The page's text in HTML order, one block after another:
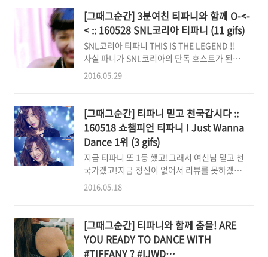
_셧업 #언니쓰_7월1일데뷔10년차 걸그룹의
위용을 드러내는 리더 ..
랄한 모습을 정확하게 잘 전달해 줄 내레이터를
찾고 있었다. 티파니가 해외파 출신에 항상 밝고
긍정적인 모습을 가지고 있고, 쌍둥이와 비슷한
또래인 만큼 내레이터로 가장 적합하다 판단해
제안했다"고 밝혔다. 데뷔 이후 최초로 다큐멘
터리 내레이션에 도전한 티파니는 혹시 발음이
혔다. 티파니는 한창 바쁜 스케줄 속에서도 미리
대본을 받아 연습 또 연습을 하며 준비하는 열의
를 보여주기도 했다. 더빙..
[그때그순간] 3분여친 티파니와 함께 O-<-
< :: 160528 SNL코리아 티파니 (11 gifs)
SNL코리아 티파니 THIS IS THE LEGEND !!
사실 파니가 SNL코리아의 단독 호스트가 된다
는 소식이 알려졌을때, (여러가지의 의미로) 소
내 마구마구 소리를 지르며 봤습니닼ㅋㅋㅋ 주
먹을 입에 쳐넣으면서 봤다구요!! 이 방송을 엄
청나게 기대하고 있다며 부푼 기대감을 감추지
않던 팬싸인회에서의 파니, 역시 우리 파니는 자
신이 보여줄 수 있는 장점을 최대로 살려서 제대
로된 잭팟을 터트려줬습니다. 지금 시간이
3:32am. 우선 팀티의 트위터로 정줄 놓고 달렸
려버리는 저라서... 저의 생명연장의 꿈을 지키
기 위해 이 정..
2016.05.29
[그때그순간] 티파니 믿고 천국갑시다 ::
160518 쇼챔피언 티파니 I Just Wanna
Dance 1위 (3 gifs)
지금 티파니 또 1등 했고!그래서 여신님 믿고 천
국가겠고!지금 정신이 없어서 리뷰를 못하겠고!
그냥 말이 필요없으니 "티파니 믿고 천국갑시
button."You, yes you. 나 하트 원해요."
2016.05.18
[그때그순간] 티파니와 함께 춤을! ARE
YOU READY TO DANCE WITH
#TIFFANY ? #IJWD